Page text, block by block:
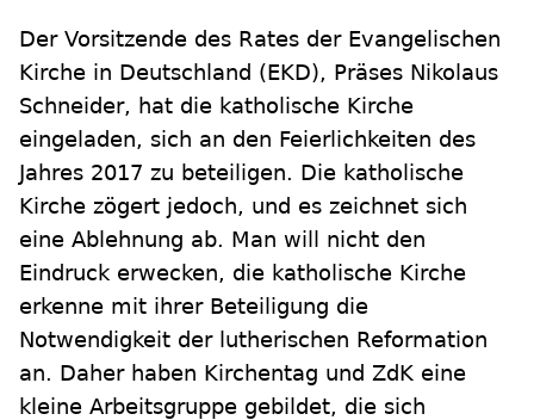
Der Vorsitzende des Rates der Evangelischen
Kirche in Deutschland (EKD), Präses Nikolaus
Schneider, hat die katholische Kirche
eingeladen, sich an den Feierlichkeiten des
Jahres 2017 zu beteiligen. Die katholische
Kirche zögert jedoch, und es zeichnet sich
eine Ablehnung ab. Man will nicht den
Eindruck erwecken, die katholische Kirche
erkenne mit ihrer Beteiligung die
Notwendigkeit der lutherischen Reformation
an. Daher haben Kirchentag und ZdK eine
kleine Arbeitsgruppe gebildet, die sich